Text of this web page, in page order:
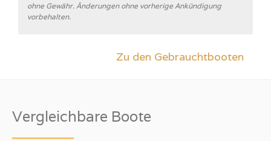
ohne Gewähr. Änderungen ohne vorherige Ankündigung
vorbehalten.
Zu den Gebrauchtbooten
Vergleichbare Boote